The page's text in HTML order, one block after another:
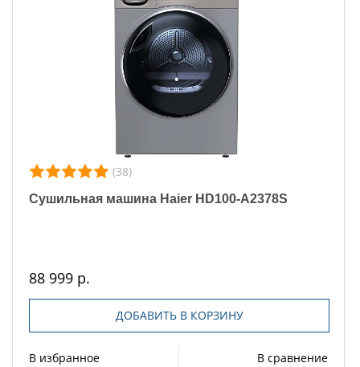
(38)
Сушильная машина Haier HD100-A2378S
88 999 р.
ДОБАВИТЬ В КОРЗИНУ
В избранное В сравнение